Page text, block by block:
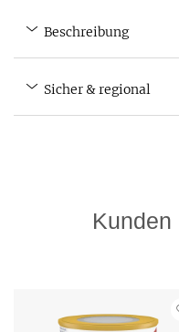
Beschreibung
Sicher & regional
Kunden